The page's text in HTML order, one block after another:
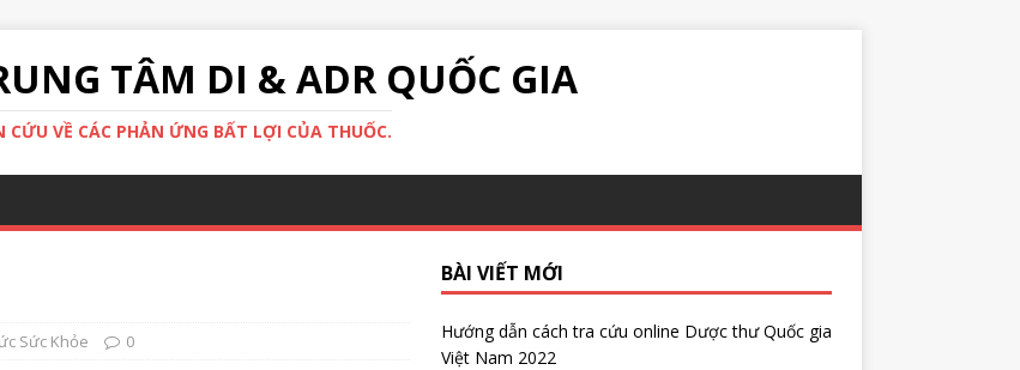
TÂM DI & ADR QUỐC GIA
VỀ CÁC PHẢN ỨNG BẤT LỢI CỦA THUỐC.
Sức Khỏe 0
BÀI VIẾT MỚI
Hướng dẫn cách tra cứu online Dược thư Quốc gia
Việt Nam 2022